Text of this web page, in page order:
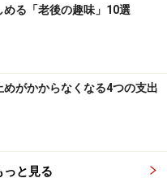
る「老後の趣味」10選
がかからなくなる4つの支出
っと見る